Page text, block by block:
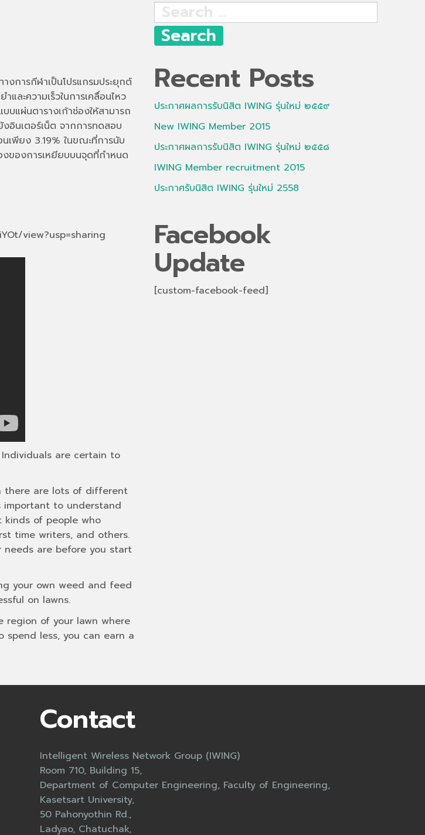
งการกีฬาเป็นโปรแกรมประยุกต์
ละความเร็วในการเคลื่อนไหว
บแผ่นตารางเก้าช่องให้สามารถ
อินเตอร์เน็ต จากการทดสอบ
เพียง 3.19% ในขณะที่การนับ
ของการเหยียบบนจุดที่กำหนด
view?usp=sharing
are certain to
there are lots of different
to understand
kinds of people who
time writers, and others.
are before you start
your own weed and feed
on lawns.
region of your lawn where
spend less, you can earn a
Search
for:
Recent Posts
ประกาศผลการรับนิสิต IWING รุ่นใหม่ ๒๕๕๙
New IWING Member 2015
ประกาศผลการรับนิสิต IWING รุ่นใหม่ ๒๕๕๘
IWING Member recruitment 2015
ประกาศรับนิสิต IWING รุ่นใหม่ 2558
Facebook
Update
[custom-facebook-feed]
Contact
Intelligent Wireless Network Group (IWING)
Room 710, Building 15,
Department of Computer Engineering, Faculty of Engineering,
Kasetsart University,
50 Pahonyothin Rd.,
Ladyao, Chatuchak,